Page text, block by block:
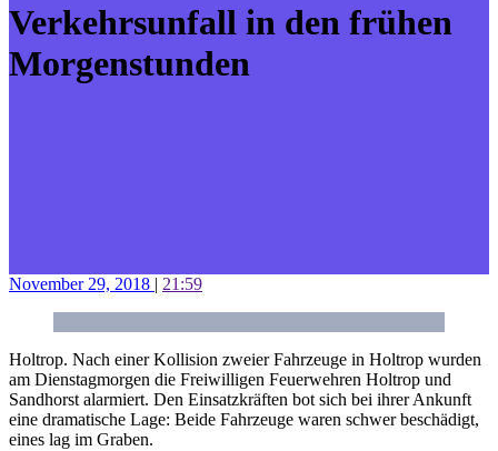
Verkehrsunfall in den frühen
Morgenstunden
November 29, 2018 | 21:59
Holtrop. Nach einer Kollision zweier Fahrzeuge in Holtrop wurden
am Dienstagmorgen die Freiwilligen Feuerwehren Holtrop und
Sandhorst alarmiert. Den Einsatzkräften bot sich bei ihrer Ankunft
eine dramatische Lage: Beide Fahrzeuge waren schwer beschädigt,
eines lag im Graben.